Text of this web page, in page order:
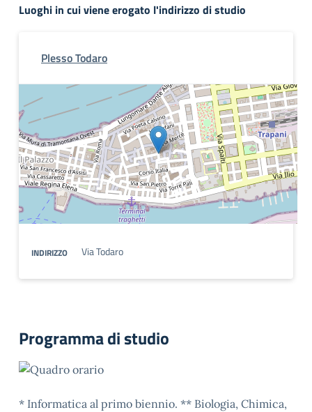
Luoghi in cui viene erogato l'indirizzo di studio
Plesso Todaro
INDIRIZZO Via Todaro
Programma di studio
* Informatica al primo biennio. ** Biologia, Chimica,